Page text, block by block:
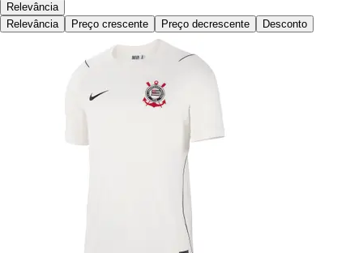
Relevância
Relevância
Preço crescente Preço decrescente Desconto